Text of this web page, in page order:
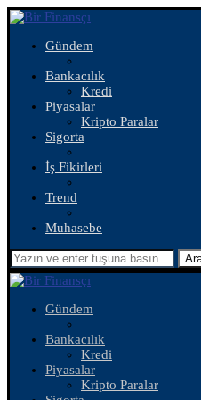
Gündem
Bankacılık
Kredi
Piyasalar
Kripto Paralar
Sigorta
İş Fikirleri
Trend
Muhasebe
Gündem
Bankacılık
Kredi
Piyasalar
Kripto Paralar